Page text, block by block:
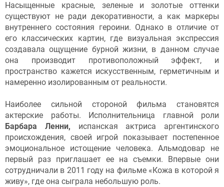
Насыщенные красные, зеленые и золотые оттенки
существуют не ради декоративности, а как маркеры
внутреннего состояния героини. Однако в отличие от
его классических картин, где визуальная экспрессия
создавала ощущение бурной жизни, в данном случае
она производит противоположный эффект, и
пространство кажется искусственным, герметичным и
намеренно изолированным от реальности.
Наиболее сильной стороной фильма становятся
актерские работы. Исполнительница главной роли
Барбара Ленни, испанская актриса аргентинского
происхождения, своей игрой показывает постепенное
эмоциональное истощение человека. Альмодовар не
первый раз приглашает ее на съемки. Впервые они
сотрудничали в 2011 году на фильме «Кожа в которой я
живу», где она сыграла небольшую роль.